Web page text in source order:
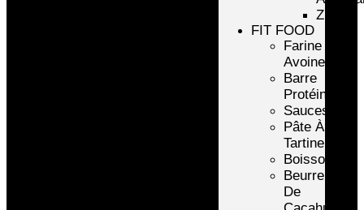
ZMA
FIT FOOD
Farine
Avoine/Riz
Barre
Protéinée
Sauces
Pâte À
Tartiner
Boissons
Beurre
De